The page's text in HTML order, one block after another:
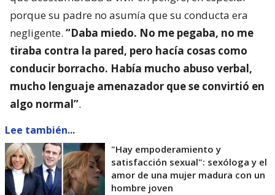
porque su padre no asumía que su conducta era
negligente. “Daba miedo. No me pegaba, no me
tiraba contra la pared, pero hacía cosas como
conducir borracho. Había mucho abuso verbal,
mucho lenguaje amenazador que se convirtió en
algo normal”.
Lee también...
"Hay empoderamiento y
satisfacción sexual": sexóloga y el
amor de una mujer madura con un
hombre joven